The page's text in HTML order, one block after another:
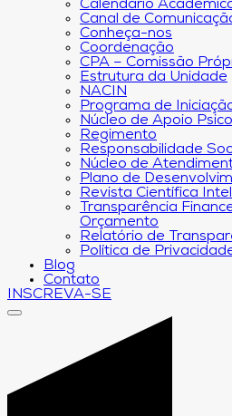
Calendário
Canal de
Conheça-nos
Coordenação
CPA – Comissão
Estrutura da Unidade
NACIN
Programa de
Núcleo de Apoio
Regimento
Responsabilidade
Núcleo de
Plano de
Revista Científica
Transparência
Orçamento
Relatório de
Política de
Blog
Contato
INSCREVA-SE